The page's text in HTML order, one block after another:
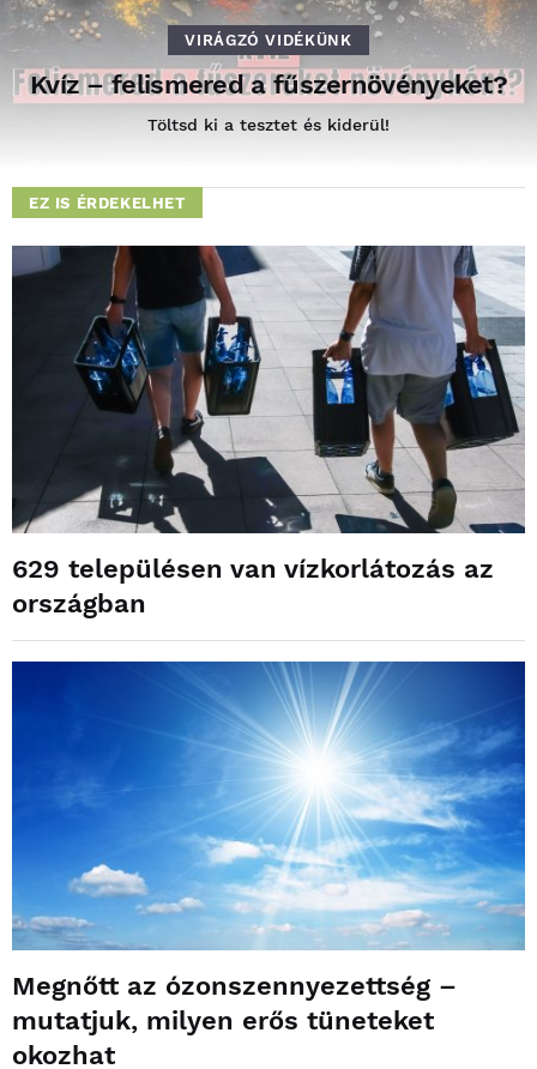
VIRÁGZÓ VIDÉKÜNK
Kvíz – felismered a fűszernövényeket?
Töltsd ki a tesztet és kiderül!
EZ IS ÉRDEKELHET
629 településen van vízkorlátozás az
országban
Megnőtt az ózonszennyezettség –
mutatjuk, milyen erős tüneteket
okozhat